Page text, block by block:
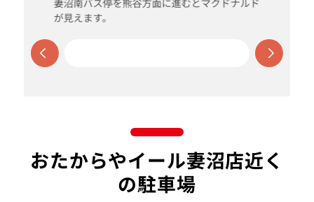
妻沼南バス停を熊谷方面に進むとマクドナルド
が見えます。
おたからやイール妻沼店近く
の駐車場